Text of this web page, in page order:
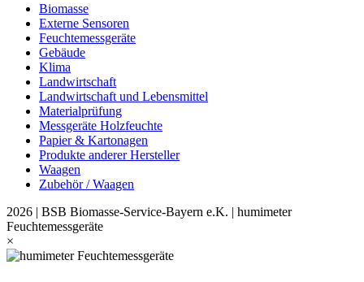
Biomasse
Externe Sensoren
Feuchtemessgeräte
Gebäude
Klima
Landwirtschaft
Landwirtschaft und Lebensmittel
Materialprüfung
Messgeräte Holzfeuchte
Papier & Kartonagen
Produkte anderer Hersteller
Waagen
Zubehör / Waagen
2026 | BSB Biomasse-Service-Bayern e.K. | humimeter
Feuchtemessgeräte
×